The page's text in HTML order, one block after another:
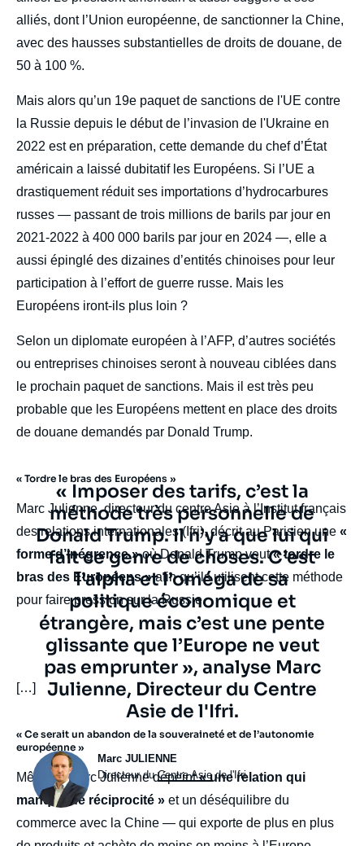
alliés, dont l’Union européenne, de sanctionner la Chine,
avec des hausses substantielles de droits de douane, de
50 à 100 %.
Mais alors qu’un 19e paquet de sanctions de l'UE contre
la Russie depuis le début de l’invasion de l'Ukraine en
2022 est en préparation, cette demande du chef d’État
américain a laissé dubitatif les Européens. Si l’UE a
drastiquement réduit ses importations d’hydrocarbures
russes — passant de trois millions de barils par jour en
2021-2022 à 400 000 barils par jour en 2024 —, elle a
aussi épinglé des dizaines d’entités chinoises pour leur
participation à l’effort de guerre russe. Mais les
Européens iront-ils plus loin ?
Selon un diplomate européen à l’AFP, d’autres sociétés
ou entreprises chinoises seront à nouveau ciblées dans
le prochain paquet de sanctions. Mais il est très peu
probable que les Européens mettent en place des droits
de douane demandés par Donald Trump.
« Tordre le bras des Européens »
Marc Julienne, directeur du centre Asie à l’Institut français
des relations internationales (Ifri), décrit au Parisien une «
forme d’inégrence »où Donald Trump veut« tordre le
bras des Européens »afin qu’ils utilisent cette méthode
pour faire pression sur la Russie.
Texte
citation
« Imposer des tarifs, c’est la
méthode très personnelle de
Donald Trump. Il n’y a que lui qui
fait ce genre de choses. C’est
l’alpha et l’oméga de sa
politique économique et
étrangère, mais c’est une pente
glissante que l’Europe ne veut
pas emprunter », analyse Marc
Julienne, Directeur du Centre
Asie de l'Ifri.
Photo
Marc JULIENNE
Intitulé
poste
Directeur duCentre Asiede l'Ifri
body
[…]
« Ce serait un abandon de la souveraineté et de l’autonomie
européenne »
Même si Marc Julienne dépeint« une relation qui
manque de réciprocité » et un déséquilibre du
commerce avec la Chine — qui exporte de plus en plus